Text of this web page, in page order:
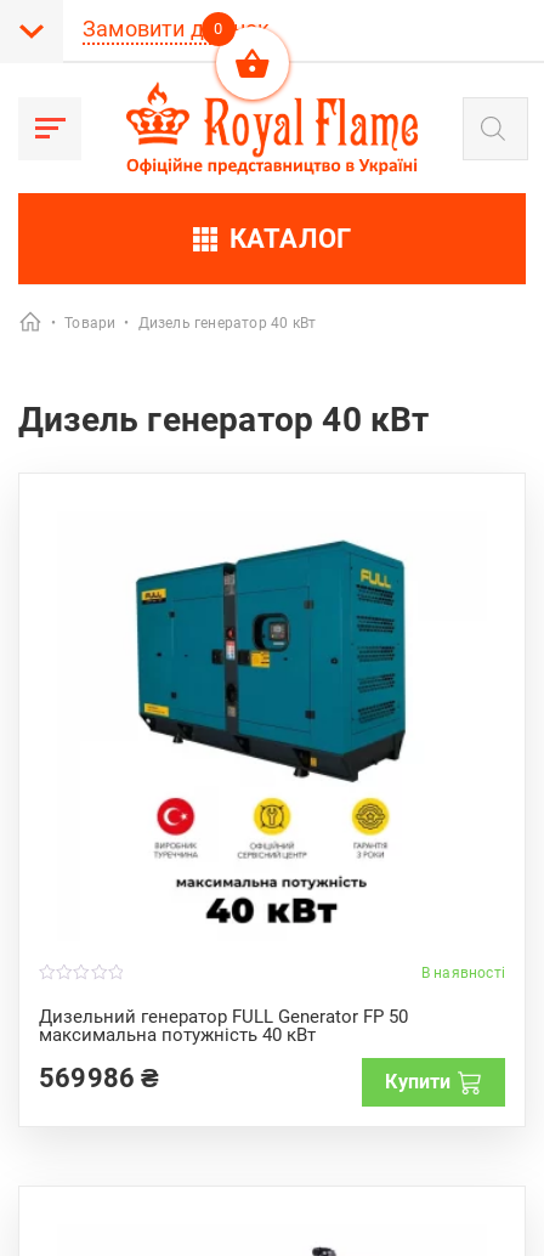
Замовити дзвінок
Пошук
товарів
КАТАЛОГ
• Товари • Дизель генератор 40 кВт
Дизель генератор 40 кВт
В наявності
Дизельний генератор FULL Generator FP 50
максимальна потужність 40 кВт
o
u
t
f
5
569986₴ Купити
0